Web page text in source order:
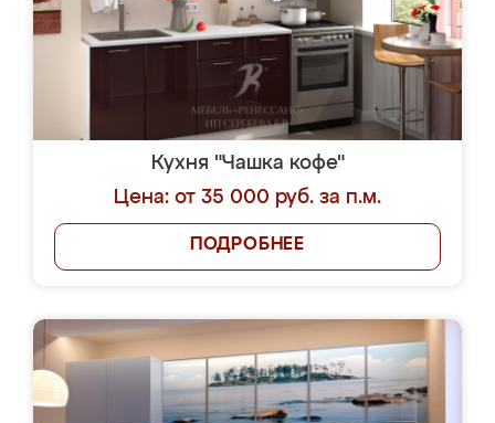
Кухня "Чашка кофе"
Цена: от 35 000 руб. за п.м.
ПОДРОБНЕЕ